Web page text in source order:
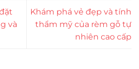
và
Khám phá vẻ đẹp và tính
thẩm mỹ của rèm gỗ tự
nhiên cao cấp